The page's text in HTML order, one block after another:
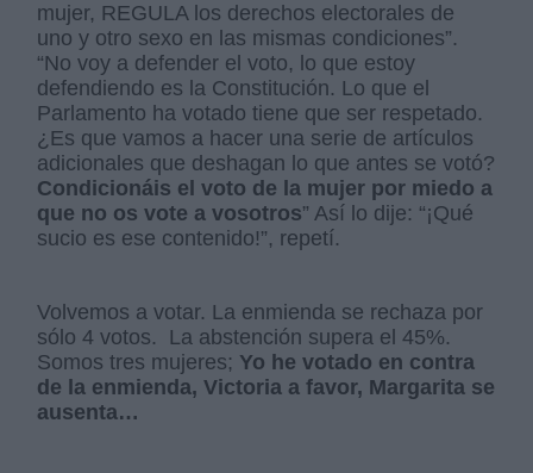
mujer, REGULA los derechos electorales de
uno y otro sexo en las mismas condiciones”.
“No voy a defender el voto, lo que estoy
defendiendo es la Constitución. Lo que el
Parlamento ha votado tiene que ser respetado.
¿Es que vamos a hacer una serie de artículos
adicionales que deshagan lo que antes se votó?
Condicionáis el voto de la mujer por miedo a
que no os vote a vosotros” Así lo dije: “¡Qué
sucio es ese contenido!”, repetí.
Volvemos a votar. La enmienda se rechaza por
sólo 4 votos. La abstención supera el 45%.
Somos tres mujeres; Yo he votado en contra
de la enmienda, Victoria a favor, Margarita se
ausenta…